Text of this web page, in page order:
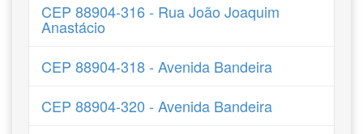
CEP 88904-316 - Rua João Joaquim
Anastácio
CEP 88904-318 - Avenida Bandeira
CEP 88904-320 - Avenida Bandeira